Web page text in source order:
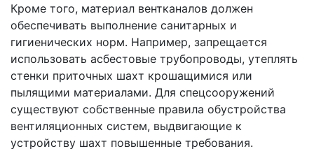
Кроме того, материал вентканалов должен
обеспечивать выполнение санитарных и
гигиенических норм. Например, запрещается
использовать асбестовые трубопроводы, утеплять
стенки приточных шахт крошащимися или
пылящими материалами. Для спецсооружений
существуют собственные правила обустройства
вентиляционных систем, выдвигающие к
устройству шахт повышенные требования.